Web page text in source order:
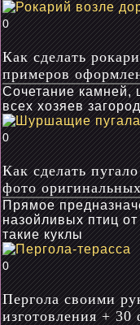
0
Как сделать
примеров
Сочетание камней,
всех хозяев
0
Как сделать
фото
Прямое
назойливых птиц
такие куклы
0
Пергола своими
изготовления +